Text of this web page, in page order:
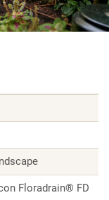
Floradrain® FD